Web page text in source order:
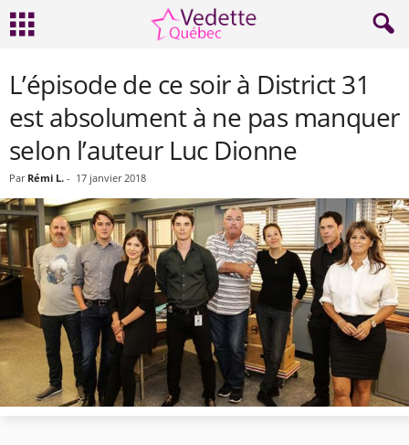
L’épisode de ce soir à District 31
est absolument à ne pas manquer
selon l’auteur Luc Dionne
Par Rémi L. - 17 janvier 2018